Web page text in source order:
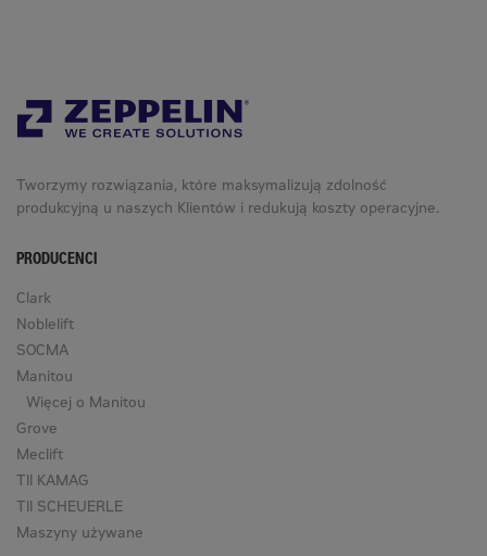
Tworzymy rozwiązania, które maksymalizują zdolność
produkcyjną u naszych Klientów i redukują koszty operacyjne.
PRODUCENCI
Clark
Noblelift
SOCMA
Manitou
Więcej o Manitou
Grove
Meclift
TII KAMAG
TII SCHEUERLE
Maszyny używane